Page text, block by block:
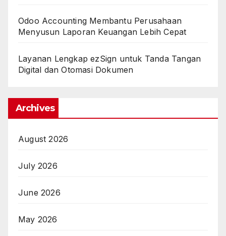
Odoo Accounting Membantu Perusahaan
Menyusun Laporan Keuangan Lebih Cepat
Layanan Lengkap ezSign untuk Tanda Tangan
Digital dan Otomasi Dokumen
Archives
August 2026
July 2026
June 2026
May 2026